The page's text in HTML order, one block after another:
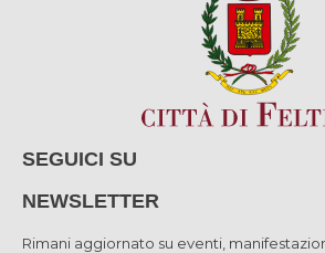
SEGUICI SU
NEWSLETTER
Rimani aggiornato su eventi,